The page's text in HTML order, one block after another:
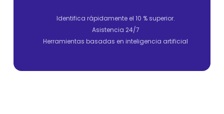
Identifica rápidamente el 10 % superior.
Asistencia 24/7
Herramientas basadas en inteligencia artificial